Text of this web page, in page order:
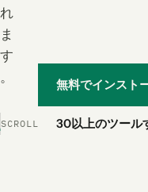
れ
ま
す
。
SCROLL
無料でインスト
30以上のツール